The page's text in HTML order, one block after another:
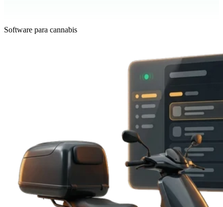
Software para cannabis